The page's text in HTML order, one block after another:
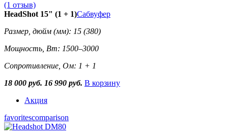
(1 отзыв)
HeadShot 15" (1 + 1)Сабвуфер
Размер, дюйм (мм): 15 (380)
Мощность, Вт: 1500–3000
Сопротивление, Ом: 1 + 1
18 000 руб. 16 990 руб. В корзину
Акция
favoritescomparison